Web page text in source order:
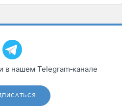
в нашем Telegram‑канале